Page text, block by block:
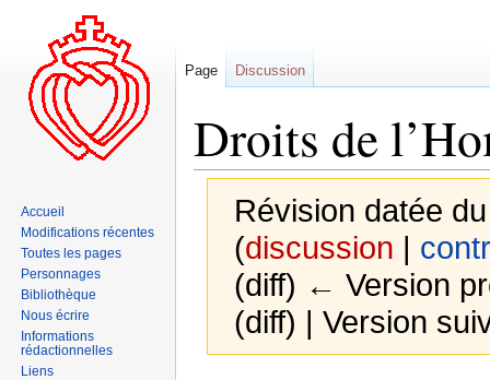
Droits de
Révision datée
(discussion |
(diff) ← Version
(diff) | Version
Page Discussion
Accueil
Modifications récentes
Toutes les pages
Personnages
Bibliothèque
Nous écrire
Informations
rédactionnelles
Liens